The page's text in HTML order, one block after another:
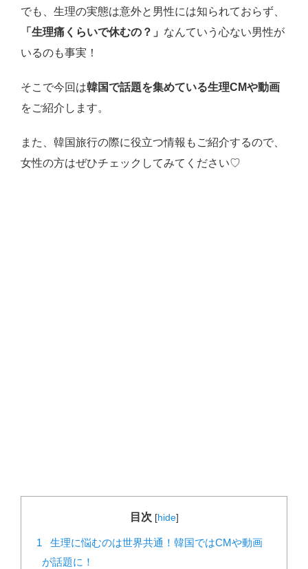
でも、生理の実態は意外と男性には知られておらず、
「生理痛くらいで休むの？」 なんていう心ない男性が
いるのも事実！
そこで今回は韓国で話題を集めている生理CMや動画
をご紹介します。
また、韓国旅行の際に役立つ情報もご紹介するので、
女性の方はぜひチェックしてみてください♡
目次 [hide]
1
生理に悩むのは世界共通！韓国ではCMや動画
が話題に！